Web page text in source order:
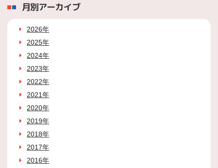
月別アーカイブ
2026年
2025年
2024年
2023年
2022年
2021年
2020年
2019年
2018年
2017年
2016年